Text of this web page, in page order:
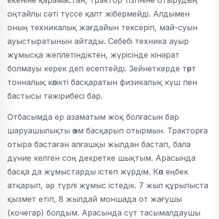
оңтайлы сәті түссе қалт жібермейді. Алдымен
оның техникалық жағдайын тексеріп, май-суын
ауыстыратынын айтады. Себебі техника ауыр
жұмысқа жегілетіндіктен, жүрісінде кінәрат
болмауы керек деп есептейді. Зейнеткерде төрт
тонналық көлікті басқаратын физикалық күш пен
бастысы тәжірибесі бар.
Отбасымда ер азаматым жоқ болғасын бар
шаруашылықты өзім басқарып отырмын. Тракторға
отыра бастаған алғашқы жылдан бастап, бала
дүние келген соң декретке шықтым. Арасында
басқа да жұмыстарды істеп жүрдім. Көп еңбек
атқарып, әр түрлі жұмыс істедік. 7 жыл құрылыста
қызмет етіп, 8 жылдай моншада от жағушы
(кочегар) болдым. Арасында сүт тасымалдаушы